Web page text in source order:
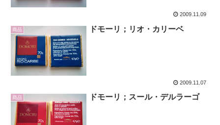
2009.11.09
商品 ドモーリ；リオ・カリーベ
2009.11.07
商品 ドモーリ；スール・デルラーゴ